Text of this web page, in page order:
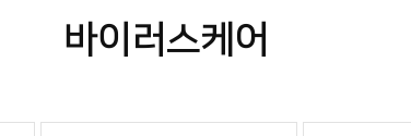
바이러스케어